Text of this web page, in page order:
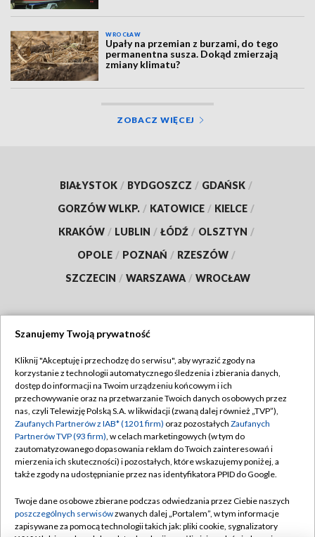
WROCŁAW
Upały na przemian z burzami, do tego
permanentna susza. Dokąd zmierzają
zmiany klimatu?
ZOBACZ WIĘCEJ
BIAŁYSTOK / BYDGOSZCZ / GDAŃSK /
GORZÓW WLKP. / KATOWICE / KIELCE /
KRAKÓW / LUBLIN / ŁÓDŹ / OLSZTYN /
OPOLE / POZNAŃ / RZESZÓW /
SZCZECIN / WARSZAWA / WROCŁAW
TVP
Abonament TVP
Emisja w TVP
Centrum informacji TVP
Naziemna Telewizja Cyfrowa
Rada Programowa
System NOS
Regulamin TVP
Polityka prywatności
Moje zgody
Pomoc
Kontakt
Szanujemy Twoją prywatność
Kliknij "Akceptuję i przechodzę do serwisu", aby wyrazić zgody na
korzystanie z technologii automatycznego śledzenia i zbierania danych,
dostęp do informacji na Twoim urządzeniu końcowym i ich
przechowywanie oraz na przetwarzanie Twoich danych osobowych przez
nas, czyli Telewizję Polską S.A. w likwidacji (zwaną dalej również „TVP”),
Zaufanych Partnerów z IAB* (1201 firm) oraz pozostałych Zaufanych
Partnerów TVP (93 firm), w celach marketingowych (w tym do
zautomatyzowanego dopasowania reklam do Twoich zainteresowań i
mierzenia ich skuteczności) i pozostałych, które wskazujemy poniżej, a
także zgody na udostępnianie przez nas identyfikatora PPID do Google.
Twoje dane osobowe zbierane podczas odwiedzania przez Ciebie naszych
poszczególnych serwisówzwanych dalej „Portalem”, w tym informacje
zapisywane za pomocą technologii takich jak: pliki cookie, sygnalizatory